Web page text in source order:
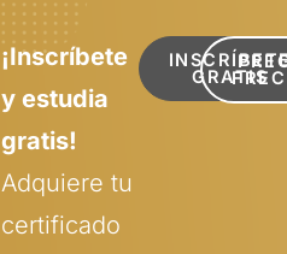
¡Inscríbete
y estudia
gratis!
Adquiere tu
certificado
GRATIS